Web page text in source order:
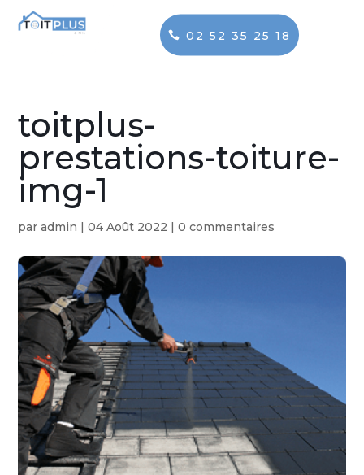
02 52 35 25 18
toitplus-
prestations-toiture-
img-1
paradmin |04 Août 2022 |0 commentaires